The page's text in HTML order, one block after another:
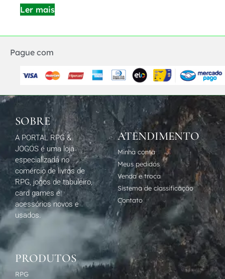
Ler mais
Pague com
SOBRE
A PORTAL RPG &
JOGOS é uma loja
especializada no
comércio de livros de
RPG, jogos de tabuleiro,
card games e
acessórios novos e
usados.
ATENDIMENTO
Minha conta
Meus pedidos
Venda e troca
Sistema de classificação
Contato
PRODUTOS
RPG